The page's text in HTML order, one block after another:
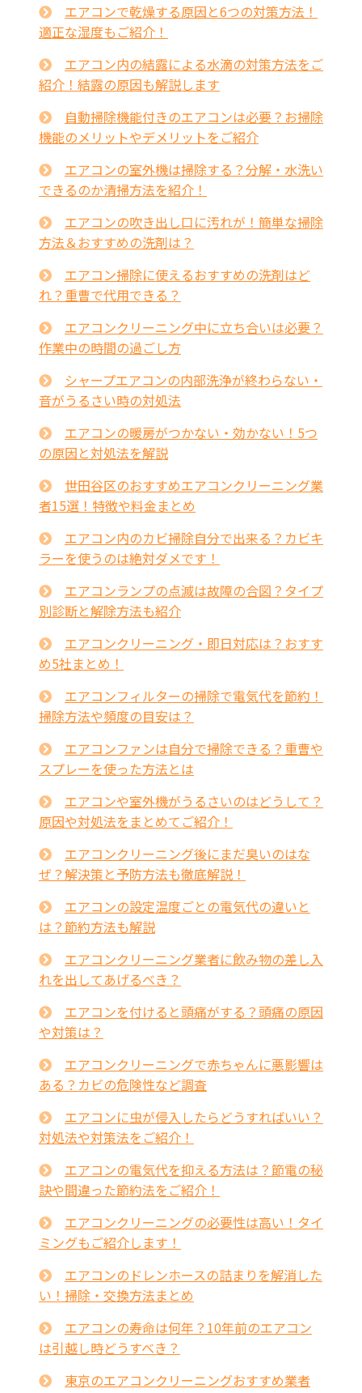
エアコンで乾燥する原因と6つの対策方法！
適正な湿度もご紹介！
エアコン内の結露による水滴の対策方法をご
紹介！結露の原因も解説します
自動掃除機能付きのエアコンは必要？お掃除
機能のメリットやデメリットをご紹介
エアコンの室外機は掃除する？分解・水洗い
できるのか清掃方法を紹介！
エアコンの吹き出し口に汚れが！簡単な掃除
方法＆おすすめの洗剤は？
エアコン掃除に使えるおすすめの洗剤はど
れ？重曹で代用できる？
エアコンクリーニング中に立ち合いは必要？
作業中の時間の過ごし方
シャープエアコンの内部洗浄が終わらない・
音がうるさい時の対処法
エアコンの暖房がつかない・効かない！5つ
の原因と対処法を解説
世田谷区のおすすめエアコンクリーニング業
者15選！特徴や料金まとめ
エアコン内のカビ掃除自分で出来る？カビキ
ラーを使うのは絶対ダメです！
エアコンランプの点滅は故障の合図？タイプ
別診断と解除方法も紹介
エアコンクリーニング・即日対応は？おすす
め5社まとめ！
エアコンフィルターの掃除で電気代を節約！
掃除方法や頻度の目安は？
エアコンファンは自分で掃除できる？重曹や
スプレーを使った方法とは
エアコンや室外機がうるさいのはどうして？
原因や対処法をまとめてご紹介！
エアコンクリーニング後にまだ臭いのはな
ぜ？解決策と予防方法も徹底解説！
エアコンの設定温度ごとの電気代の違いと
は？節約方法も解説
エアコンクリーニング業者に飲み物の差し入
れを出してあげるべき？
エアコンを付けると頭痛がする？頭痛の原因
や対策は？
エアコンクリーニングで赤ちゃんに悪影響は
ある？カビの危険性など調査
エアコンに虫が侵入したらどうすればいい？
対処法や対策法をご紹介！
エアコンの電気代を抑える方法は？節電の秘
訣や間違った節約法をご紹介！
エアコンクリーニングの必要性は高い！タイ
ミングもご紹介します！
エアコンのドレンホースの詰まりを解消した
い！掃除・交換方法まとめ
エアコンの寿命は何年？10年前のエアコン
は引越し時どうすべき？
東京のエアコンクリーニングおすすめ業者